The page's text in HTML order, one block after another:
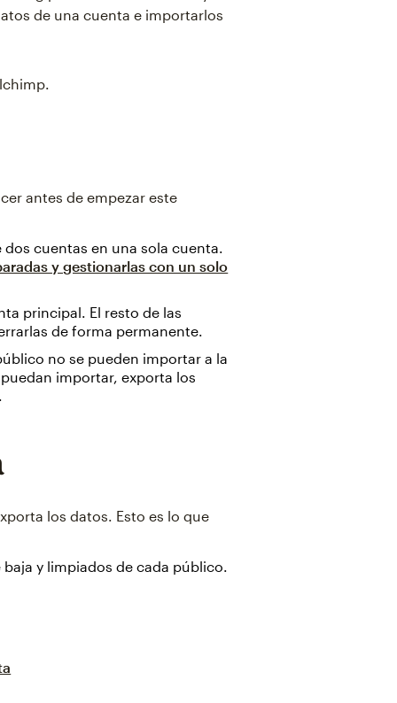
de una cuenta e importarlos
antes de empezar este
cuentas en una sola cuenta.
y gestionarlas con un solo
principal. El resto de las
de forma permanente.
no se pueden importar a la
importar, exporta los
los datos. Esto es lo que
y limpiados de cada público.